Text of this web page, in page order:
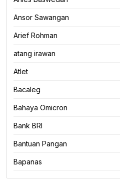
Ansor Sawangan
Arief Rohman
atang irawan
Atlet
Bacaleg
Bahaya Omicron
Bank BRI
Bantuan Pangan
Bapanas